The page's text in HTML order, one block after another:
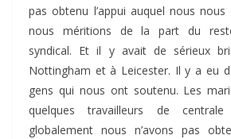
pas obtenu l’appui auquel nous
nous méritions de la part du
syndical. Et il y avait de sérieux
Nottingham et à Leicester. Il y a eu
gens qui nous ont soutenu. Les
quelques travailleurs de
globalement nous n’avons pas